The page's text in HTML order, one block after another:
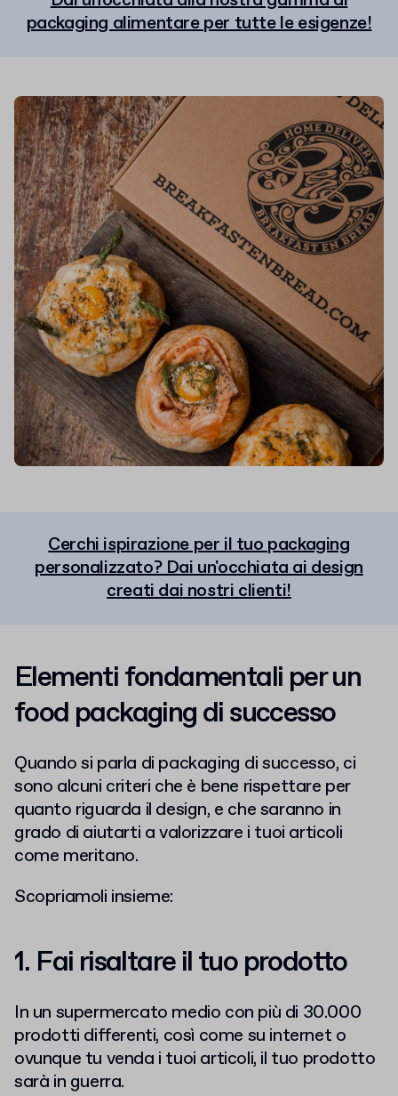
packaging alimentare per tutte le esigenze!
Cerchi ispirazione per il tuo packaging
personalizzato? Dai un'occhiata ai design
creati dai nostri clienti!
Elementi fondamentali per un
food packaging di successo
Quando si parla di packaging di successo, ci
sono alcuni criteri che è bene rispettare per
quanto riguarda il design, e che saranno in
grado di aiutarti a valorizzare i tuoi articoli
come meritano.
Scopriamoli insieme:
1. Fai risaltare il tuo prodotto
In un supermercato medio con più di 30.000
prodotti differenti, così come su internet o
ovunque tu venda i tuoi articoli, il tuo prodotto
sarà in guerra.